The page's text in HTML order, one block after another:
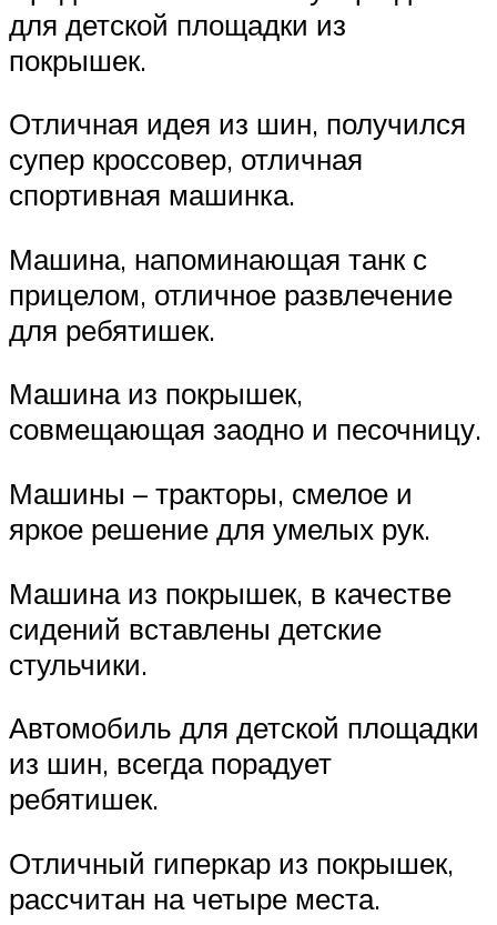
для детской площадки из
покрышек.
Отличная идея из шин, получился
супер кроссовер, отличная
спортивная машинка.
Машина, напоминающая танк с
прицелом, отличное развлечение
для ребятишек.
Машина из покрышек,
совмещающая заодно и песочницу.
Машины – тракторы, смелое и
яркое решение для умелых рук.
Машина из покрышек, в качестве
сидений вставлены детские
стульчики.
Автомобиль для детской площадки
из шин, всегда порадует
ребятишек.
Отличный гиперкар из покрышек,
рассчитан на четыре места.